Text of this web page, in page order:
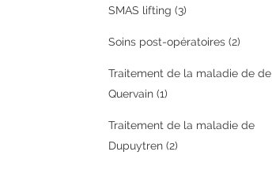
SMAS lifting (3)
Soins post-opératoires (2)
Traitement de la maladie de de
Quervain (1)
Traitement de la maladie de
Dupuytren (2)